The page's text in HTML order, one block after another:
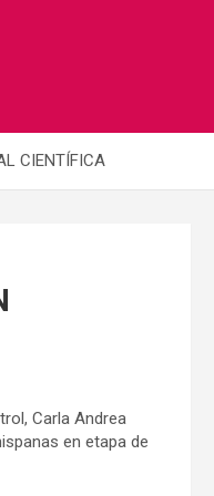
CIENTÍFICA
Carla Andrea
en etapa de